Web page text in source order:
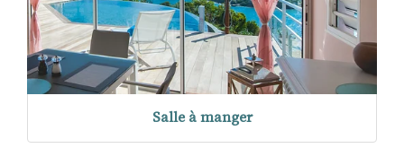
Salle à manger